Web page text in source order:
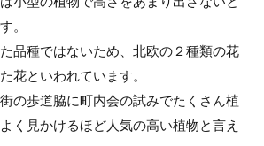
。
品種ではないため、北欧の２種類の花
花といわれています。
の歩道脇に町内会の試みでたくさん植
く見かけるほど人気の高い植物と言え